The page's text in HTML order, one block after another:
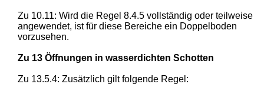
Zu 10.11: Wird die Regel 8.4.5 vollständig oder teilweise
angewendet, ist für diese Bereiche ein Doppelboden
vorzusehen.
Zu 13 Öffnungen in wasserdichten Schotten
Zu 13.5.4: Zusätzlich gilt folgende Regel: